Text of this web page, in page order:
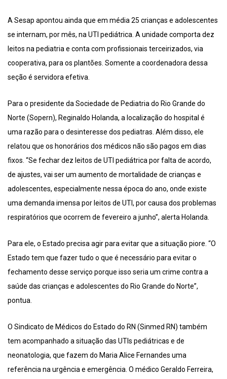
A Sesap apontou ainda que em média 25 crianças e adolescentes
se internam, por mês, na UTI pediátrica. A unidade comporta dez
leitos na pediatria e conta com profissionais terceirizados, via
cooperativa, para os plantões. Somente a coordenadora dessa
seção é servidora efetiva.
Para o presidente da Sociedade de Pediatria do Rio Grande do
Norte (Sopern), Reginaldo Holanda, a localização do hospital é
uma razão para o desinteresse dos pediatras. Além disso, ele
relatou que os honorários dos médicos não são pagos em dias
fixos. “Se fechar dez leitos de UTI pediátrica por falta de acordo,
de ajustes, vai ser um aumento de mortalidade de crianças e
adolescentes, especialmente nessa época do ano, onde existe
uma demanda imensa por leitos de UTI, por causa dos problemas
respiratórios que ocorrem de fevereiro a junho”, alerta Holanda.
Para ele, o Estado precisa agir para evitar que a situação piore. “O
Estado tem que fazer tudo o que é necessário para evitar o
fechamento desse serviço porque isso seria um crime contra a
saúde das crianças e adolescentes do Rio Grande do Norte”,
pontua.
O Sindicato de Médicos do Estado do RN (Sinmed RN) também
tem acompanhado a situação das UTIs pediátricas e de
neonatologia, que fazem do Maria Alice Fernandes uma
referência na urgência e emergência. O médico Geraldo Ferreira,